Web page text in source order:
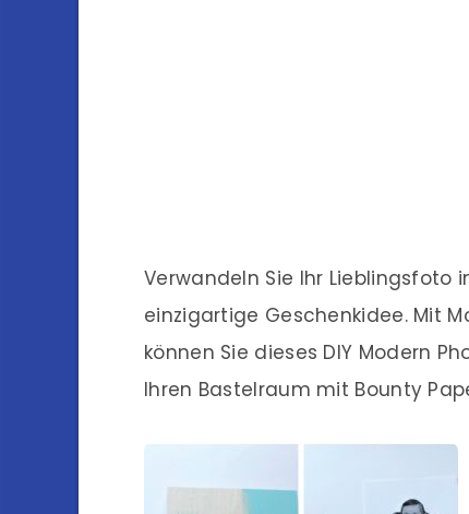
Verwandeln Sie Ihr Lieblingsfoto
einzigartige Geschenkidee. Mit
können Sie dieses DIY Modern
Ihren Bastelraum mit Bounty